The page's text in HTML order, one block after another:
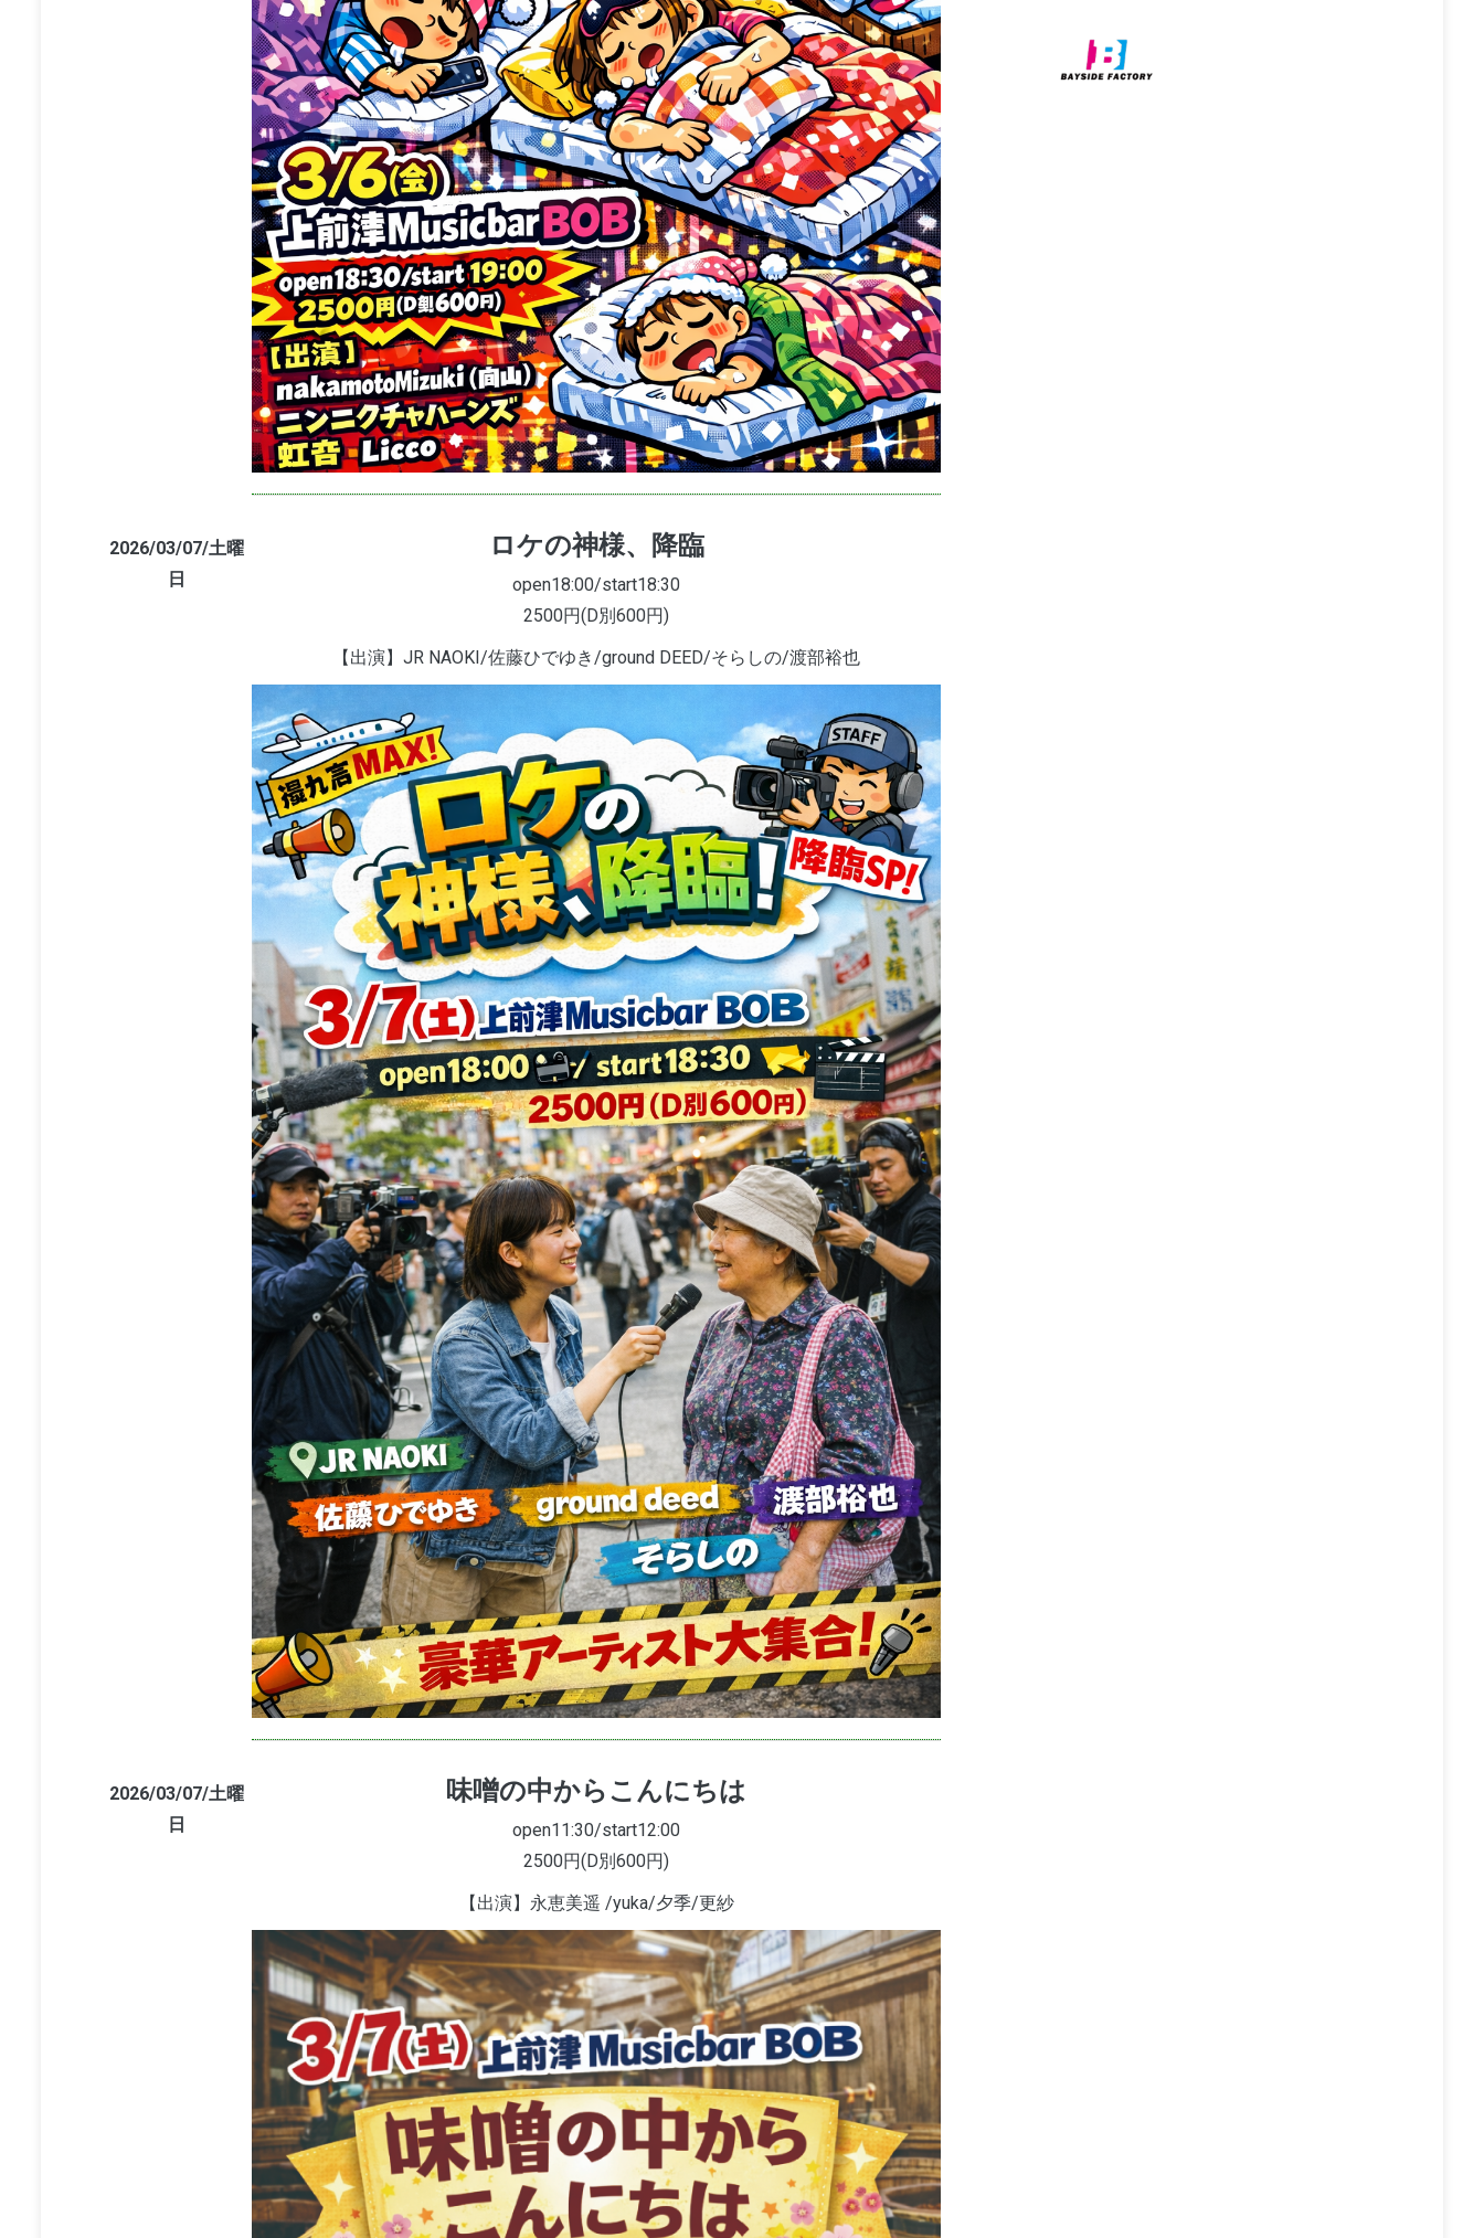
2026/03/07/土曜
日
ロケの神様、降臨
open18:00/start18:30
2500円(D別600円)
【出演】JR NAOKI/佐藤ひでゆき/ground DEED/そらしの/渡部裕也
2026/03/07/土曜
日
味噌の中からこんにちは
open11:30/start12:00
2500円(D別600円)
【出演】永恵美遥 /yuka/夕季/更紗